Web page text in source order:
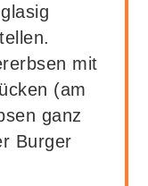
mit
(am
ganz
Burger